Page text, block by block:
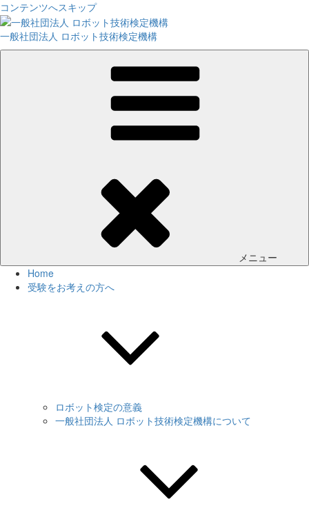
コンテンツへスキップ
一般社団法人 ロボット技術検定機構
メニュー
Home
受験をお考えの方へ
ロボット検定の意義
一般社団法人 ロボット技術検定機構について